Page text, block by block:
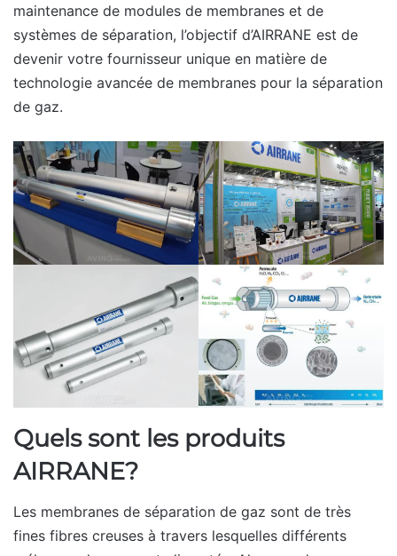
maintenance de modules de membranes et de
systèmes de séparation, l’objectif d’AIRRANE est de
devenir votre fournisseur unique en matière de
technologie avancée de membranes pour la séparation
de gaz.
Quels sont les produits
AIRRANE?
Les membranes de séparation de gaz sont de très
fines fibres creuses à travers lesquelles différents